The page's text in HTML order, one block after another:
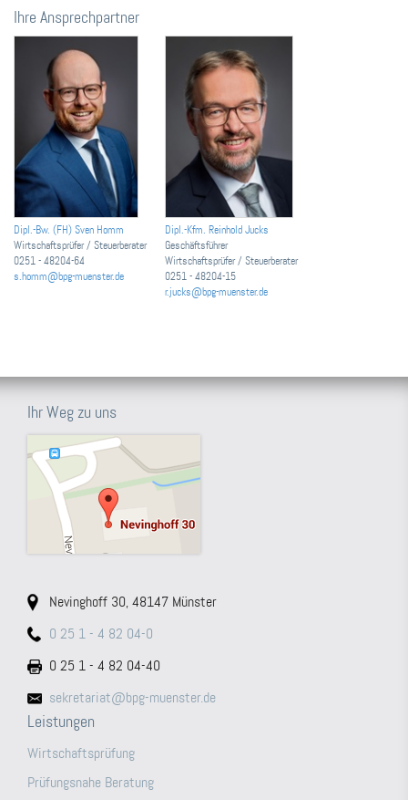
Ihre Ansprechpartner
Dipl.-Bw. (FH) Sven Homm
Wirtschaftsprüfer / Steuerberater
0251 - 48204-64
s.homm@bpg-muenster.de
Dipl.-Kfm. Reinhold Jucks
Geschäftsführer
Wirtschaftsprüfer / Steuerberater
0251 - 48204-15
r.jucks@bpg-muenster.de
Ihr Weg zu uns
Nevinghoff 30, 48147 Münster
0 25 1 - 4 82 04-0
0 25 1 - 4 82 04-40
sekretariat@bpg-muenster.de
Leistungen
Wirtschaftsprüfung
Prüfungsnahe Beratung